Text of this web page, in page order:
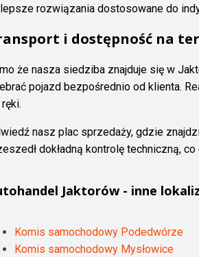
rozwiązania dostosowane do
i dostępność na
że nasza siedziba znajduje się w
pojazd bezpośrednio od klienta.
nasz plac sprzedaży, gdzie
dokładną kontrolę techniczną,
Jaktorów - inne
Komis samochodowy Podedwórze
Komis samochodowy Mysłowice